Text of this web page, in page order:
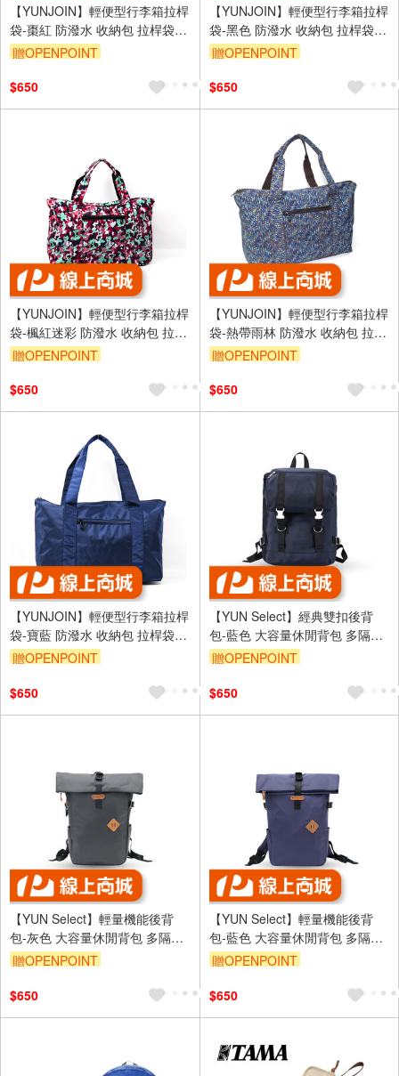
【YUNJOIN】輕便型行李箱拉桿
袋-棗紅 防潑水 收納包 拉桿袋
拉桿包 旅行袋 厚磅尼龍
贈OPENPOINT
$650
【YUNJOIN】輕便型行李箱拉桿
袋-黑色 防潑水 收納包 拉桿袋
拉桿包 旅行袋 厚磅尼龍
贈OPENPOINT
$650
【YUNJOIN】輕便型行李箱拉桿
袋-楓紅迷彩 防潑水 收納包 拉桿
袋 拉桿包 旅行袋 厚磅尼龍
贈OPENPOINT
$650
【YUNJOIN】輕便型行李箱拉桿
袋-熱帶雨林 防潑水 收納包 拉桿
袋 拉桿包 旅行袋 厚磅尼龍
贈OPENPOINT
$650
【YUNJOIN】輕便型行李箱拉桿
袋-寶藍 防潑水 收納包 拉桿袋
拉桿包 旅行袋 厚磅尼龍
贈OPENPOINT
$650
【YUN Select】經典雙扣後背
包-藍色 大容量休閒背包 多隔層
收納 通勤 雙肩包 男女適用
贈OPENPOINT
$650
【YUN Select】輕量機能後背
包-灰色 大容量休閒背包 多隔層
收納 通勤旅行包 男女適用
贈OPENPOINT
$650
【YUN Select】輕量機能後背
包-藍色 大容量休閒背包 多隔層
收納 通勤旅行包 男女適用
贈OPENPOINT
$650